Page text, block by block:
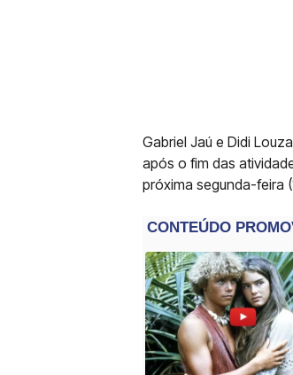
Gabriel Jaú e Didi
após o fim das
próxima segunda-feira